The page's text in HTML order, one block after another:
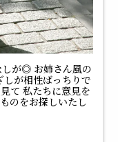
しが◎ お姉さん風の
しが相性ばっちりで
て 私たちに意見を
のをお探しいたし